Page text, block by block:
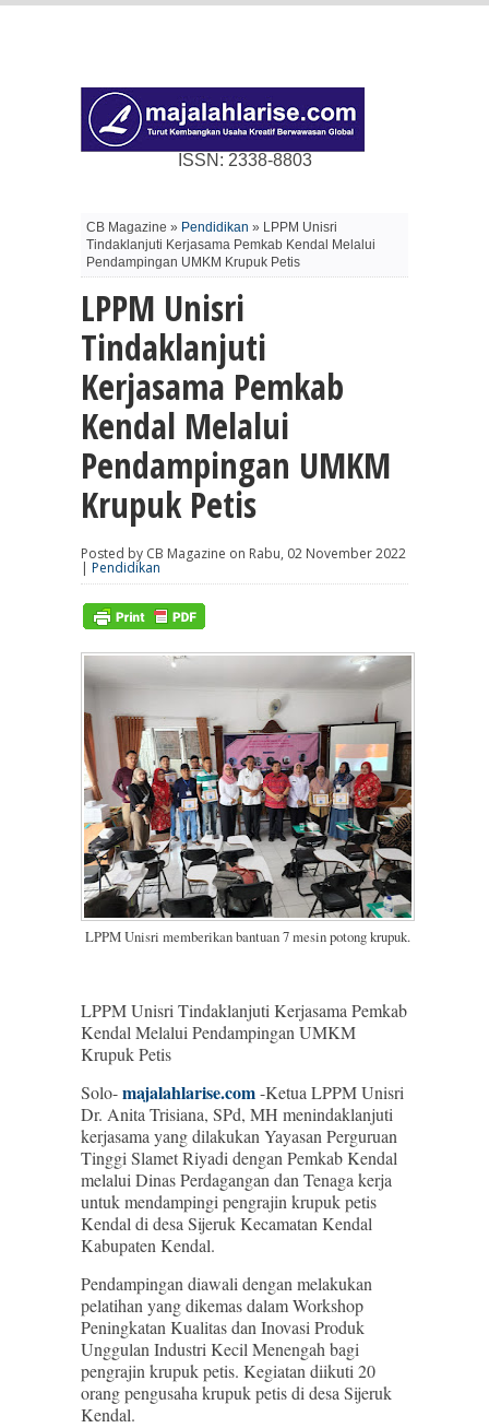
ISSN: 2338-8803
CB Magazine » Pendidikan » LPPM Unisri
Tindaklanjuti Kerjasama Pemkab Kendal Melalui
Pendampingan UMKM Krupuk Petis
LPPM Unisri
Tindaklanjuti
Kerjasama Pemkab
Kendal Melalui
Pendampingan UMKM
Krupuk Petis
Posted by CB Magazine on Rabu, 02 November 2022
| Pendidikan
LPPM Unisri memberikan bantuan 7 mesin potong krupuk.
LPPM Unisri Tindaklanjuti Kerjasama Pemkab
Kendal Melalui Pendampingan UMKM
Krupuk Petis
Solo-majalahlarise.com-Ketua LPPM Unisri
Dr. Anita Trisiana, SPd, MH menindaklanjuti
kerjasama yang dilakukan Yayasan Perguruan
Tinggi Slamet Riyadi dengan Pemkab Kendal
melalui Dinas Perdagangan dan Tenaga kerja
untuk mendampingi pengrajin krupuk petis
Kendal di desa Sijeruk Kecamatan Kendal
Kabupaten Kendal.
Pendampingan diawali dengan melakukan
pelatihan yang dikemas dalam Workshop
Peningkatan Kualitas dan Inovasi Produk
Unggulan Industri Kecil Menengah bagi
pengrajin krupuk petis. Kegiatan diikuti 20
orang pengusaha krupuk petis di desa Sijeruk
Kendal.